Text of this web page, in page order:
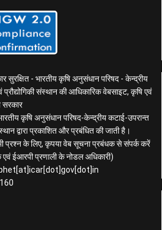
सुरक्षित - भारतीय कृषि अनुसंधान परिषद - केन्द्रीय
प्रौद्योगिकी संस्थान की आधिकारिक वेबसाइट, कृषि एवं
सरकार
कृषि अनुसंधान परिषद-केन्द्रीय कटाई-उपरान्त
द्वारा प्रकाशित और प्रबंधित की जाती है।
प्रश्न के लिए, कृपया वेब सूचना प्रबंधक से संपर्क करें
एवं ईआरपी प्रणाली के नोडल अधिकारी)